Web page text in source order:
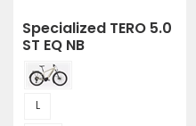
Specialized TERO 5.0
ST EQ NB
L